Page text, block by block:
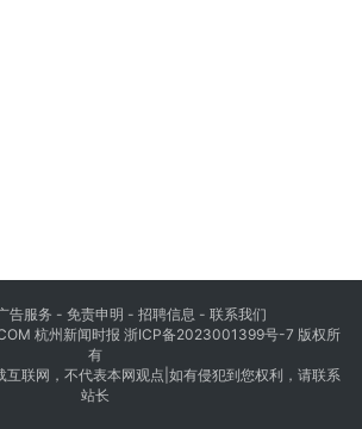
告服务 - 免责申明 - 招聘信息 - 联系我们
杭州新闻时报 浙ICP备2023001399号-7 版权所
有
互联网，不代表本网观点|如有侵犯到您权利，请联系
站长